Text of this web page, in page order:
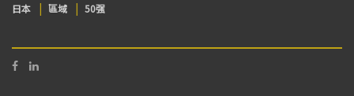
日本
區域 50强